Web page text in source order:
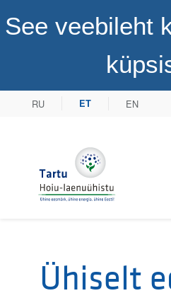
See veebileht
RU ET EN
Tartu Hoiu-
Ühiselt